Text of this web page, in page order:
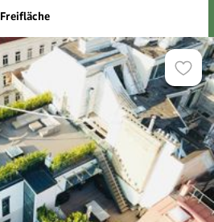
Freifläche